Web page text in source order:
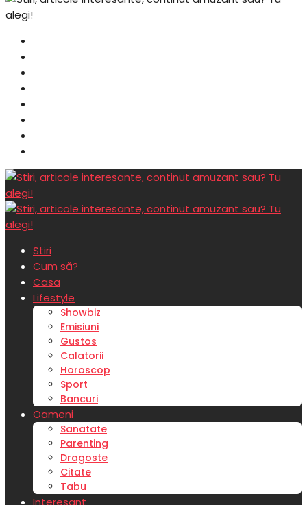
Stiri
Cum să?
Casa
Lifestyle
Showbiz
Emisiuni
Gustos
Calatorii
Horoscop
Sport
Bancuri
Oameni
Sanatate
Parenting
Dragoste
Citate
Tabu
Interesant